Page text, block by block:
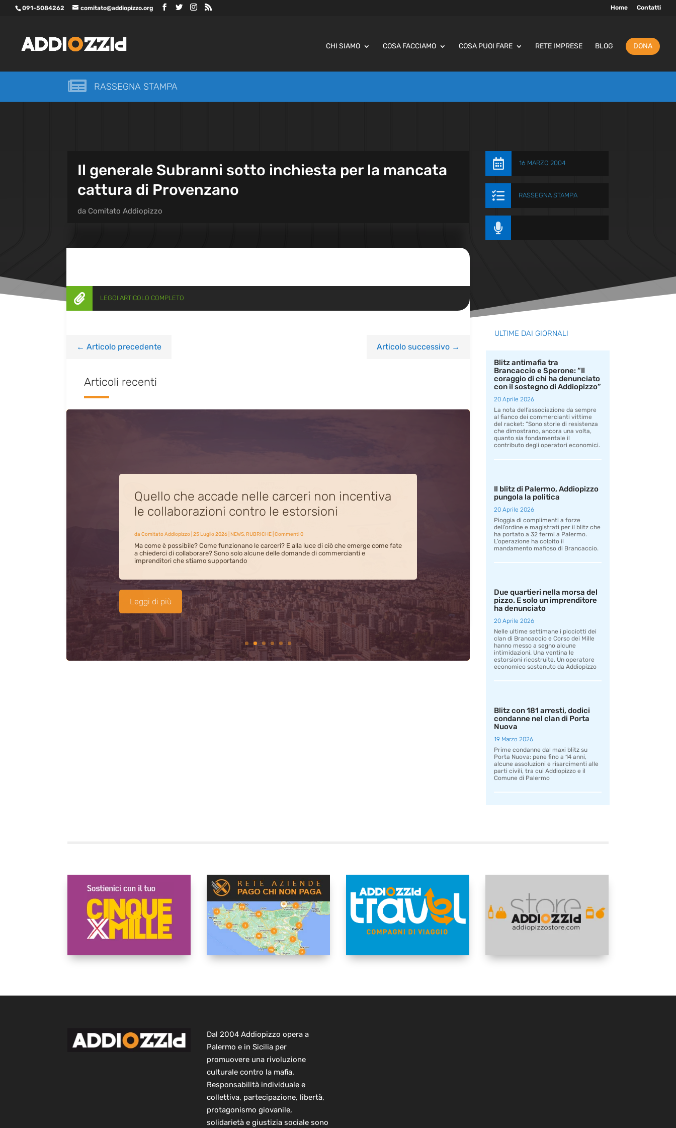
091-5084262 comitato@addiopizzo.org Home Contatti
CHI SIAMO COSA FACCIAMO COSA PUOI FARE RETE IMPRESE BLOG DONA
 RASSEGNA STAMPA
Il generale Subranni sotto inchiesta per la mancata
cattura di Provenzano
da Comitato Addiopizzo
 16 MARZO 2004
 RASSEGNA STAMPA

 LEGGI ARTICOLO COMPLETO
← Articolo precedente Articolo successivo→
Articoli recenti
L’inclusione dei più piccoli come antidoto alla
violenza e alla sopraffazione mafiosa nel
territorio di San Lorenzo
Abbiamo incontrato i bambini dell’associazione “Crescere insieme si può”, nel quartiere di
Tommaso Natale, per un laboratorio dedicato ai temi della cittadinanza attiva e
dell’impegno civile.
Leggi di più
ULTIME DAI GIORNALI
Blitz antimafia tra
Brancaccio e Sperone: “Il
coraggio di chi ha denunciato
con il sostegno di Addiopizzo”
20 Aprile 2026
La nota dell’associazione da sempre
al fianco dei commercianti vittime
del racket: “Sono storie di resistenza
che dimostrano, ancora una volta,
quanto sia fondamentale il
contributo degli operatori economici.
Il blitz di Palermo, Addiopizzo
pungola la politica
20 Aprile 2026
Pioggia di complimenti a forze
dell’ordine e magistrati per il blitz che
ha portato a 32 fermi a Palermo.
L’operazione ha colpito il
mandamento mafioso di Brancaccio.
Due quartieri nella morsa del
pizzo. E solo un imprenditore
ha denunciato
20 Aprile 2026
Nelle ultime settimane i picciotti dei
clan di Brancaccio e Corso dei Mille
hanno messo a segno alcune
intimidazioni. Una ventina le
estorsioni ricostruite. Un operatore
economico sostenuto da Addiopizzo
Blitz con 181 arresti, dodici
condanne nel clan di Porta
Nuova
19 Marzo 2026
Prime condanne dal maxi blitz su
Porta Nuova: pene fino a 14 anni,
alcune assoluzioni e risarcimenti alle
parti civili, tra cui Addiopizzo e il
Comune di Palermo
Dal 2004 Addiopizzo opera a
Palermo e in Sicilia per
promuovere una rivoluzione
culturale contro la mafia.
Responsabilità individuale e
collettiva, partecipazione, libertà,
protagonismo giovanile,
solidarietà e giustizia sociale sono